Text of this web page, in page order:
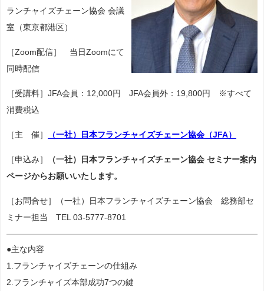
ランチャイズチェーン協会 会議
室（東京都港区）
［Zoom配信］ 当日Zoomにて
同時配信
［受講料］JFA会員：12,000円 JFA会員外：19,800円 ※すべて
消費税込
［主 催］ （一社）日本フランチャイズチェーン協会（JFA）
［申込み］
（一社）日本フランチャイズチェーン協会 セミナー案内
ページからお願いいたします。
［お問合せ］（一社）日本フランチャイズチェーン協会 総務部セ
ミナー担当 TEL 03-5777-8701
●主な内容
1.フランチャイズチェーンの仕組み
2.フランチャイズ本部成功7つの鍵